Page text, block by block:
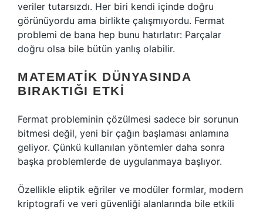
veriler tutarsızdı. Her biri kendi içinde doğru
görünüyordu ama birlikte çalışmıyordu. Fermat
problemi de bana hep bunu hatırlatır: Parçalar
doğru olsa bile bütün yanlış olabilir.
MATEMATIK DÜNYASINDA
BIRAKTIĞI ETKI
Fermat probleminin çözülmesi sadece bir sorunun
bitmesi değil, yeni bir çağın başlaması anlamına
geliyor. Çünkü kullanılan yöntemler daha sonra
başka problemlerde de uygulanmaya başlıyor.
Özellikle eliptik eğriler ve modüler formlar, modern
kriptografi ve veri güvenliği alanlarında bile etkili